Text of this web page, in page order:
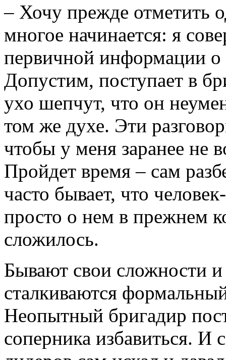
– Хочу прежде отметить
многое начинается: я
первичной информации о
Допустим, поступает в
ухо шепчут, что он
том же духе. Эти
чтобы у меня заранее не
Пройдет время – сам
часто бывает, что
просто о нем в прежнем
сложилось.
Бывают свои сложности и
сталкиваются
Неопытный бригадир
соперника избавиться. И